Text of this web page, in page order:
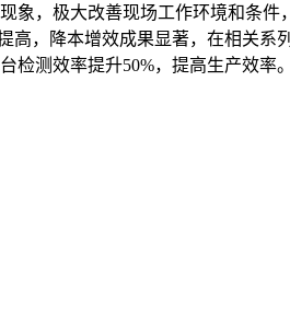
象，极大改善现场工作环境和条
，降本增效成果显著，在相关
测效率提升50%，提高生产效